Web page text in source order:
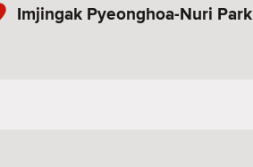
Imjingak Pyeonghoa-Nuri Park